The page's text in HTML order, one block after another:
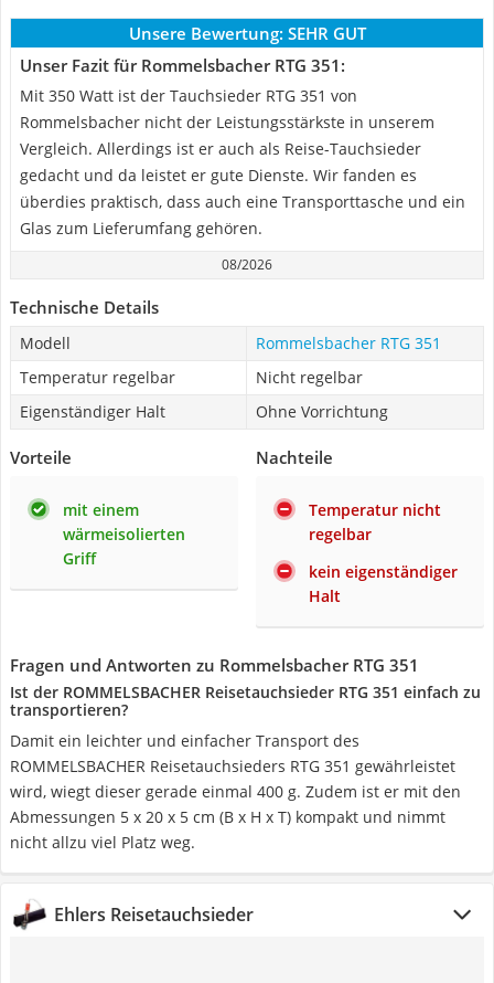
Unsere Bewertung: SEHR GUT
Unser Fazit für Rommelsbacher RTG 351:
Mit 350 Watt ist der Tauchsieder RTG 351 von
Rommelsbacher nicht der Leistungsstärkste in unserem
Vergleich. Allerdings ist er auch als Reise-Tauchsieder
gedacht und da leistet er gute Dienste. Wir fanden es
überdies praktisch, dass auch eine Transporttasche und ein
Glas zum Lieferumfang gehören.
08/2026
Technische Details
Modell
Rommelsbacher RTG 351
Temperatur regelbar
Nicht regelbar
Eigenständiger Halt
Ohne Vorrichtung
Vorteile
mit einem
wärmeisolierten
Griff
Nachteile
Temperatur nicht
regelbar
kein eigenständiger
Halt
Fragen und Antworten zu Rommelsbacher RTG 351
Ist der ROMMELSBACHER Reisetauchsieder RTG 351 einfach zu
transportieren?
Damit ein leichter und einfacher Transport des
ROMMELSBACHER Reisetauchsieders RTG 351 gewährleistet
wird, wiegt dieser gerade einmal 400 g. Zudem ist er mit den
Abmessungen 5 x 20 x 5 cm (B x H x T) kompakt und nimmt
nicht allzu viel Platz weg.
Ehlers Reisetauchsieder